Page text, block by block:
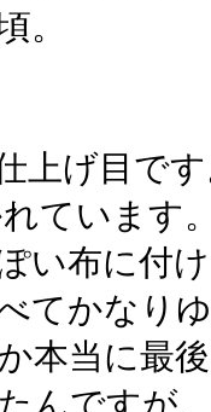
。
上げ目で
ています
い布に付
てかなり
本当に最
んですが